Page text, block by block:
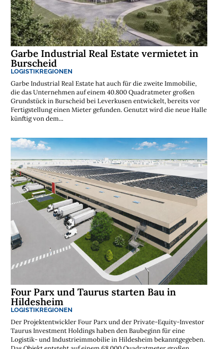
e
n
l
o
s
e
N
e
w
s
e
t
t
e
r
➔
t
z
t
a
b
o
n
n
i
e
r
e
n
Garbe Industrial Real Estate vermietet in
Burscheid
LOGISTIKREGIONEN
Garbe Industrial Real Estate hat auch für die zweite Immobilie,
die das Unternehmen auf einem 40.800 Quadratmeter großen
Grundstück in Burscheid bei Leverkusen entwickelt, bereits vor
Fertigstellung einen Mieter gefunden. Genutzt wird die neue Halle
künftig von dem...
Four Parx und Taurus starten Bau in
Hildesheim
LOGISTIKREGIONEN
Der Projektentwickler Four Parx und der Private-Equity-Investor
Taurus Investment Holdings haben den Baubeginn für eine
Logistik- und Industrieimmobilie in Hildesheim bekanntgegeben.